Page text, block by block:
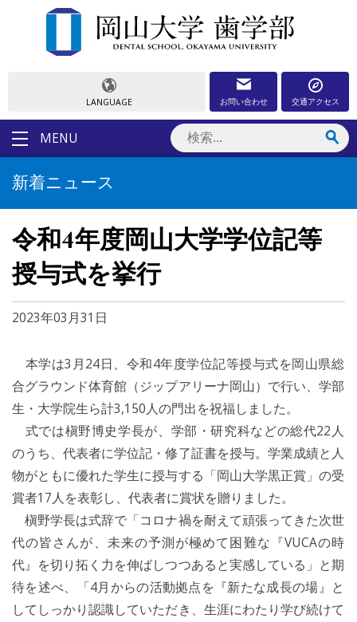
LANGUAGE お問い合わせ 交通アクセス
MENU
新着ニュース
令和4年度岡山大学学位記等
授与式を挙行
2023年03月31日
本学は3月24日、令和4年度学位記等授与式を岡山県総
合グラウンド体育館（ジップアリーナ岡山）で行い、学部
生・大学院生ら計3,150人の門出を祝福しました。
式では槇野博史学長が、学部・研究科などの総代22人
のうち、代表者に学位記・修了証書を授与。学業成績と人
物がともに優れた学生に授与する「岡山大学黒正賞」の受
賞者17人を表彰し、代表者に賞状を贈りました。
槇野学長は式辞で「コロナ禍を耐えて頑張ってきた次世
代の皆さんが、未来の予測が極めて困難な『VUCAの時
代』を切り拓く力を伸ばしつつあると実感している」と期
待を述べ、「4月からの活動拠点を『新たな成長の場』と
してしっかり認識していただき、生涯にわたり学び続けて